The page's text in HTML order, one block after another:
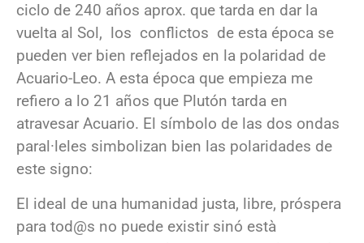
ciclo de 240 años aprox. que tarda en dar la
vuelta al Sol, los conflictos de esta época se
pueden ver bien reflejados en la polaridad de
Acuario-Leo. A esta época que empieza me
refiero a lo 21 años que Plutón tarda en
atravesar Acuario. El símbolo de las dos ondas
paral·leles simbolizan bien las polaridades de
este signo:
El ideal de una humanidad justa, libre, próspera
para tod@s no puede existir sinó està